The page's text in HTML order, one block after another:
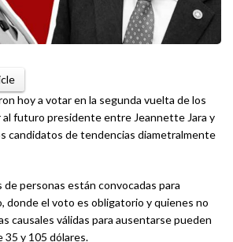
hoy a votar en la segunda vuelta de los
al futuro presidente entre Jeannette Jara y
candidatos de tendencias diametralmente
de personas están convocadas para
donde el voto es obligatorio y quienes no
causales válidas para ausentarse pueden
y 105 dólares.